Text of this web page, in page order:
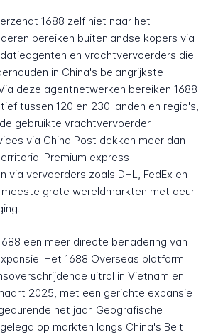
1688 zelf niet naar het
bereiken buitenlandse kopers via
en vrachtvervoerders die
in China's belangrijkste
deze agentnetwerken bereiken 1688
tussen 120 en 230 landen en regio's,
gebruikte vrachtvervoerder.
via China Post dekken meer dan
Premium express
via vervoerders zoals DHL, FedEx en
meeste grote wereldmarkten met deur-
een meer directe benadering van
Het 1688 Overseas platform
uitrol in Vietnam en
2025, met een gerichte expansie
het jaar. Geografische
op markten langs China's Belt